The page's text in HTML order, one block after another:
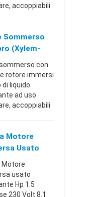
accoppiabili
del giunto di
con ...
Sommerso
(Xylem-
4", 230V, 1.5
con
rotore immersi
di liquido
ad uso
accoppiabili
giunto di
con ...
Motore
Usato
Motore
usato
Hp 1.5
230 Volt 8.1